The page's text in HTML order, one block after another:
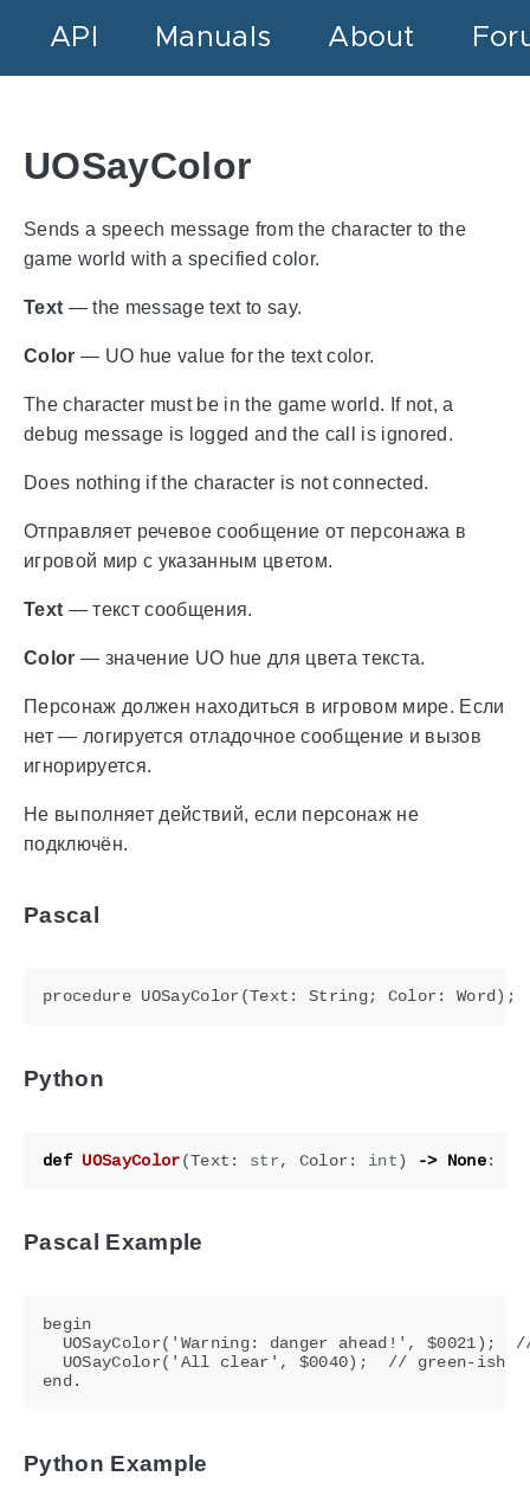
API Manuals About
UOSayColor
Sends a speech message from the character to the
game world with a specified color.
Text — the message text to say.
Color — UO hue value for the text color.
The character must be in the game world. If not, a
debug message is logged and the call is ignored.
Does nothing if the character is not connected.
Отправляет речевое сообщение от персонажа в
игровой мир с указанным цветом.
Text — текст сообщения.
Color — значение UO hue для цвета текста.
Персонаж должен находиться в игровом мире. Если
нет — логируется отладочное сообщение и вызов
игнорируется.
Не выполняет действий, если персонаж не
подключён.
Pascal
Python
def UOSayColor(Text : str, Color : int) -> None:
Pascal Example
begin
UOSayColor('Warning: danger ahead!', $0021);
  UOSayColor('All clear', $0040);  // green-ish
Python Example